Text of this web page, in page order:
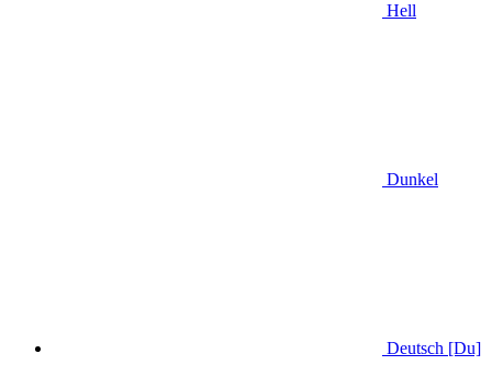
Hell
Dunkel
Deutsch [Du]